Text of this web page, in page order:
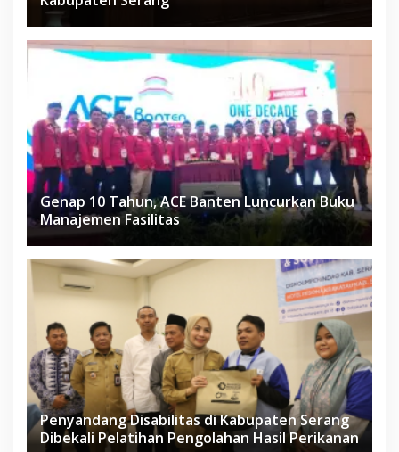
Genap 10 Tahun, ACE Banten Luncurkan Buku
Manajemen Fasilitas
Penyandang Disabilitas di Kabupaten Serang
Dibekali Pelatihan Pengolahan Hasil Perikanan